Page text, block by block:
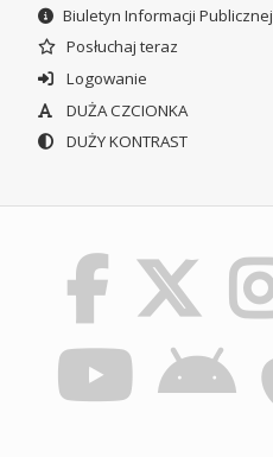
Biuletyn Informacji Publicznej
Posłuchaj teraz
Logowanie
DUŻA CZCIONKA
DUŻY KONTRAST